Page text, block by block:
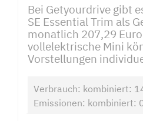
Bei Getyourdrive gibt
SE Essential Trim als
monatlich 207,29
vollelektrische Mini
Vorstellungen
Verbrauch: kombiniert:
Emissionen: kombiniert: